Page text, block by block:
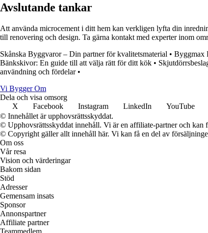
Avslutande tankar
Att använda microcement i ditt hem kan verkligen lyfta din
till renovering och design. Ta gärna kontakt med experter inom
Skånska Byggvaror – Din partner för kvalitetsmaterial • Byggmax
Bänkskivor: En guide till att välja rätt för ditt kök •
användning och fördelar•
Vi Bygger Om
Dela och visa omsorg
X
Facebook Instagram LinkedIn YouTube
© Innehållet är upphovsrättsskyddat.
© Upphovsrättsskyddat innehåll. Vi är en affiliate-partner och kan
© Copyright gäller allt innehåll här. Vi kan få en del av
Om oss
Vår resa
Vision och värderingar
Bakom sidan
Stöd
Adresser
Gemensam insats
Sponsor
Annonspartner
Affiliate partner
Teammedlem